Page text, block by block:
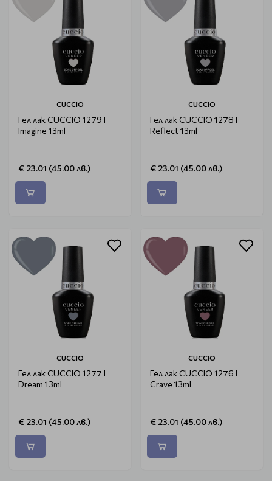
CUCCIO
Гел лак CUCCIO 1279 I
Imagine 13ml
€ 23.01 (45.00 лв.)
CUCCIO
Гел лак CUCCIO 1278 I
Reflect 13ml
€ 23.01 (45.00 лв.)
CUCCIO
Гел лак CUCCIO 1277 I
Dream 13ml
€ 23.01 (45.00 лв.)
CUCCIO
Гел лак CUCCIO 1276 I
Crave 13ml
€ 23.01 (45.00 лв.)